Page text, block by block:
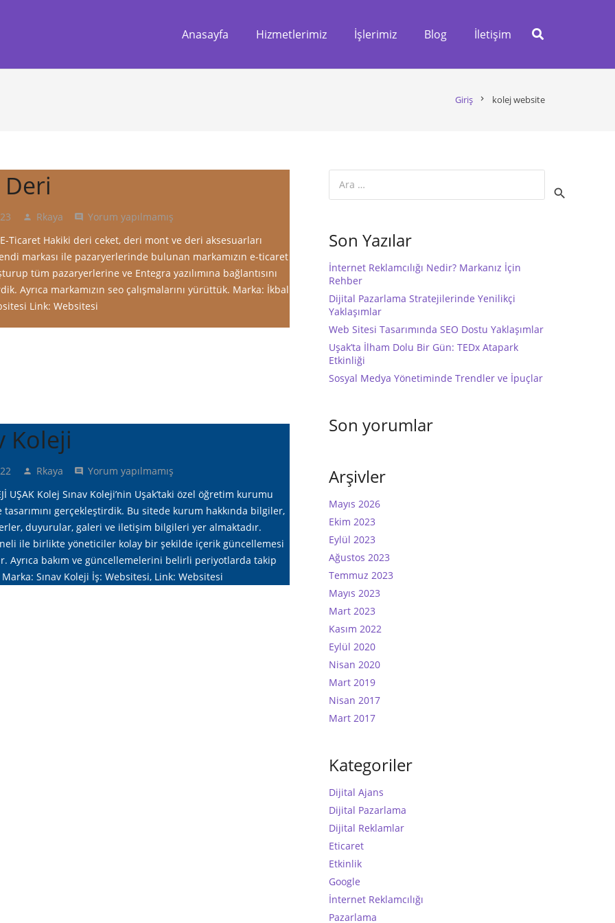
Anasayfa Hizmetlerimiz İşlerimiz Blog İletişim
Giriş chevron_right kolej website
person Rkaya comment Yorum yapılmamış
E-Ticaret Hakiki deri ceket, deri mont ve deri aksesuarları
markası ile pazaryerlerinde bulunan markamızın e-ticaret
tüm pazaryerlerine ve Entegra yazılımına bağlantısını
Ayrıca markamızın seo çalışmalarını yürüttük. Marka: İkbal
Link: Websitesi
Koleji
person Rkaya comment
Yorum yapılmamış
UŞAK Kolej Sınav Koleji’nin Uşak’taki özel öğretim kurumu
gerçekleştirdik. Bu sitede kurum hakkında bilgiler,
duyurular, galeri ve iletişim bilgileri yer almaktadır.
ile birlikte yöneticiler kolay bir şekilde içerik güncellemesi
Ayrıca bakım ve güncellemelerini belirli periyotlarda takip
Sınav Koleji İş: Websitesi, Link: Websitesi
Son Yazılar
İnternet Reklamcılığı Nedir? Markanız İçin
Rehber
Dijital Pazarlama Stratejilerinde Yenilikçi
Yaklaşımlar
Web Sitesi Tasarımında SEO Dostu Yaklaşımlar
Uşak’ta İlham Dolu Bir Gün: TEDx Atapark
Etkinliği
Sosyal Medya Yönetiminde Trendler ve İpuçlar
Son yorumlar
Arşivler
Mayıs 2026
Ekim 2023
Eylül 2023
Ağustos 2023
Temmuz 2023
Mayıs 2023
Mart 2023
Kasım 2022
Eylül 2020
Nisan 2020
Mart 2019
Nisan 2017
Mart 2017
Kategoriler
Dijital Ajans
Dijital Pazarlama
Dijital Reklamlar
Eticaret
Etkinlik
Google
İnternet Reklamcılığı
Pazarlama